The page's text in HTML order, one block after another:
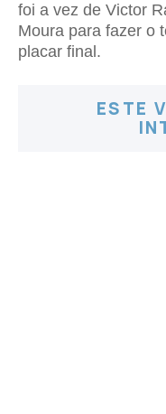
foi a vez de Victor
Moura para fazer o
placar final.
ESTE